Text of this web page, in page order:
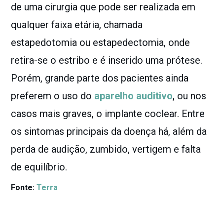
de uma cirurgia que pode ser realizada em
qualquer faixa etária, chamada
estapedotomia ou estapedectomia, onde
retira-se o estribo e é inserido uma prótese.
Porém, grande parte dos pacientes ainda
preferem o uso do aparelho auditivo, ou nos
casos mais graves, o implante coclear. Entre
os sintomas principais da doença há, além da
perda de audição, zumbido, vertigem e falta
de equilíbrio.
Fonte:Terra